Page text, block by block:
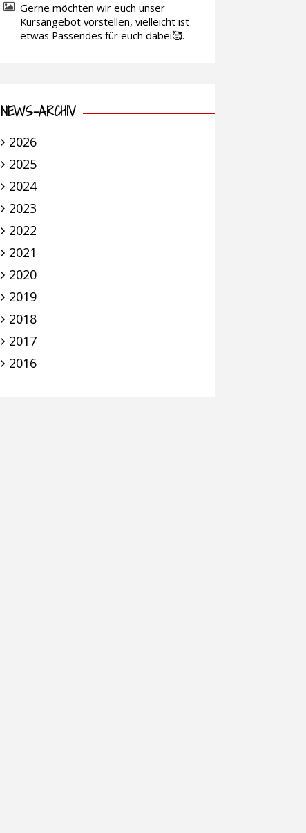
Gerne möchten wir euch unser
Kursangebot vorstellen, vielleicht ist
etwas Passendes für euch dabei🥰.
NEWS-ARCHIV
2026
2025
2024
2023
2022
2021
2020
2019
2018
2017
2016